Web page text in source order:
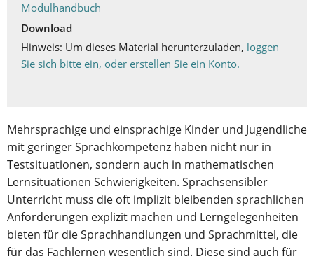
Modulhandbuch
Download
Hinweis: Um dieses Material herunterzuladen, loggen
Sie sich bitte ein, oder erstellen Sie ein Konto.
Mehrsprachige und einsprachige Kinder und Jugendliche
mit geringer Sprachkompetenz haben nicht nur in
Testsituationen, sondern auch in mathematischen
Lernsituationen Schwierigkeiten. Sprachsensibler
Unterricht muss die oft implizit bleibenden sprachlichen
Anforderungen explizit machen und Lerngelegenheiten
bieten für die Sprachhandlungen und Sprachmittel, die
für das Fachlernen wesentlich sind. Diese sind auch für